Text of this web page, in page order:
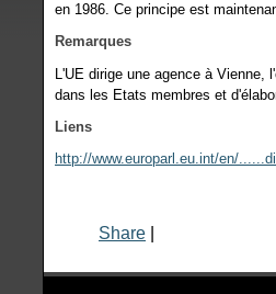
en 1986. Ce principe est
Remarques
L'UE dirige une agence à Vienne,
dans les Etats membres et
Liens
http://www.europarl.eu.int/en/
Share